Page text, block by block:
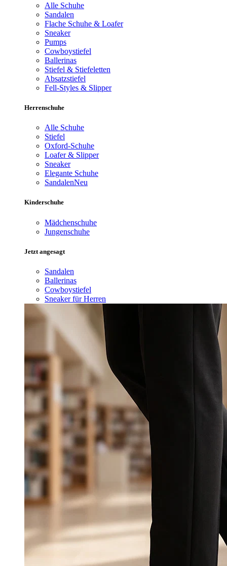
Alle Schuhe
Sandalen
Flache Schuhe & Loafer
Sneaker
Pumps
Cowboystiefel
Ballerinas
Stiefel & Stiefeletten
Absatzstiefel
Fell-Styles & Slipper
Herrenschuhe
Alle Schuhe
Stiefel
Oxford-Schuhe
Loafer & Slipper
Sneaker
Elegante Schuhe
SandalenNeu
Kinderschuhe
Mädchenschuhe
Jungenschuhe
Jetzt angesagt
Sandalen
Ballerinas
Cowboystiefel
Sneaker für Herren